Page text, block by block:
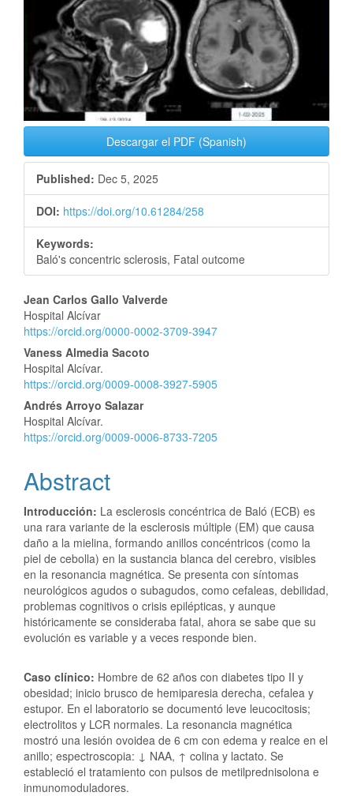
Sidebar
Descargar el PDF (Spanish)
Published: Dec 5, 2025
DOI: https://doi.org/10.61284/258
Keywords:
Baló's concentric sclerosis, Fatal outcome
Main
Article
Content
Jean Carlos Gallo Valverde
Hospital Alcívar
https://orcid.org/0000-0002-3709-3947
Vaness Almedia Sacoto
Hospital Alcívar.
https://orcid.org/0009-0008-3927-5905
Andrés Arroyo Salazar
Hospital Alcívar.
https://orcid.org/0009-0006-8733-7205
Abstract
Introducción: La esclerosis concéntrica de Baló (ECB) es
una rara variante de la esclerosis múltiple (EM) que causa
daño a la mielina, formando anillos concéntricos (como la
piel de cebolla) en la sustancia blanca del cerebro, visibles
en la resonancia magnética. Se presenta con síntomas
neurológicos agudos o subagudos, como cefaleas, debilidad,
problemas cognitivos o crisis epilépticas, y aunque
históricamente se consideraba fatal, ahora se sabe que su
evolución es variable y a veces responde bien.
Caso clínico: Hombre de 62 años con diabetes tipo II y
obesidad; inicio brusco de hemiparesia derecha, cefalea y
estupor. En el laboratorio se documentó leve leucocitosis;
electrolitos y LCR normales. La resonancia magnética
mostró una lesión ovoidea de 6 cm con edema y realce en el
anillo; espectroscopia: ↓ NAA, ↑ colina y lactato. Se
estableció el tratamiento con pulsos de metilprednisolona e
inmunomoduladores.